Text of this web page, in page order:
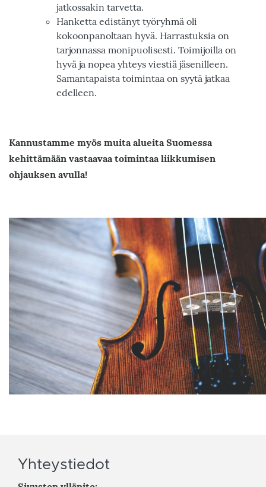
jatkossakin tarvetta.
Hanketta edistänyt työryhmä oli
kokoonpanoltaan hyvä. Harrastuksia on
tarjonnassa monipuolisesti. Toimijoilla on
hyvä ja nopea yhteys viestiä jäsenilleen.
Samantapaista toimintaa on syytä jatkaa
edelleen.
Kannustamme myös muita alueita Suomessa
kehittämään vastaavaa toimintaa liikkumisen
ohjauksen avulla!
Kuva
Yhteystiedot